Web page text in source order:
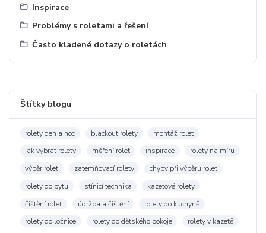
Inspirace
Problémy s roletami a řešení
Často kladené dotazy o roletách
Štítky blogu
rolety den a noc blackout rolety
montáž rolet
jak vybrat rolety
měření rolet inspirace
rolety na míru
výběr rolet
zatemňovací rolety
chyby při výběru rolet
rolety do bytu
stínicí technika
kazetové rolety
čištění rolet
údržba a čištění
rolety do kuchyně
rolety do ložnice
rolety do dětského pokoje
rolety v kazetě